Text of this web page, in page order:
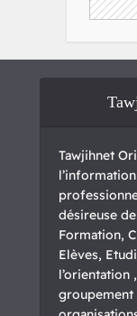
Tawjihnet
désireuse
Formation,
Elèves,
l’orientation
groupement